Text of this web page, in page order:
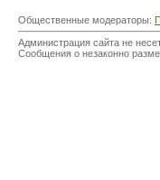
Общественные модераторы:
Администрация сайта не
Сообщения о незаконно